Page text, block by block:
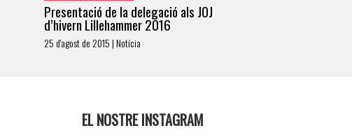
Presentació de la delegació als JOJ
d’hivern Lillehammer 2016
25 d'agost de 2015 | Notícia
EL NOSTRE INSTAGRAM